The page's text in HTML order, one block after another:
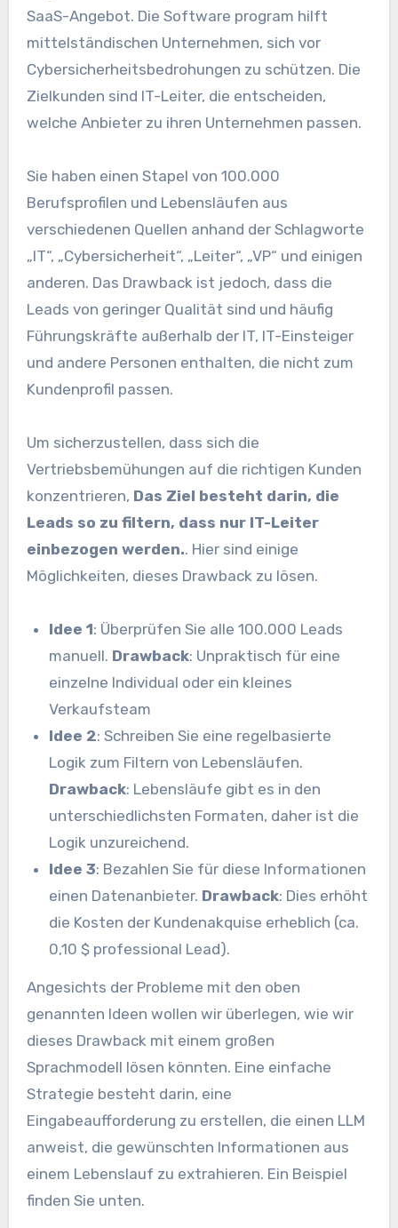
SaaS-Angebot. Die Software program hilft
mittelständischen Unternehmen, sich vor
Cybersicherheitsbedrohungen zu schützen. Die
Zielkunden sind IT-Leiter, die entscheiden,
welche Anbieter zu ihren Unternehmen passen.
Sie haben einen Stapel von 100.000
Berufsprofilen und Lebensläufen aus
verschiedenen Quellen anhand der Schlagworte
„IT“, „Cybersicherheit“, „Leiter“, „VP“ und einigen
anderen. Das Drawback ist jedoch, dass die
Leads von geringer Qualität sind und häufig
Führungskräfte außerhalb der IT, IT-Einsteiger
und andere Personen enthalten, die nicht zum
Kundenprofil passen.
Um sicherzustellen, dass sich die
Vertriebsbemühungen auf die richtigen Kunden
konzentrieren, Das Ziel besteht darin, die
Leads so zu filtern, dass nur IT-Leiter
einbezogen werden.. Hier sind einige
Möglichkeiten, dieses Drawback zu lösen.
Idee 1: Überprüfen Sie alle 100.000 Leads
manuell. Drawback: Unpraktisch für eine
einzelne Individual oder ein kleines
Verkaufsteam
Idee 2: Schreiben Sie eine regelbasierte
Logik zum Filtern von Lebensläufen.
Drawback: Lebensläufe gibt es in den
unterschiedlichsten Formaten, daher ist die
Logik unzureichend.
Idee 3: Bezahlen Sie für diese Informationen
einen Datenanbieter. Drawback: Dies erhöht
die Kosten der Kundenakquise erheblich (ca.
0,10 $ professional Lead).
Angesichts der Probleme mit den oben
genannten Ideen wollen wir überlegen, wie wir
dieses Drawback mit einem großen
Sprachmodell lösen könnten. Eine einfache
Strategie besteht darin, eine
Eingabeaufforderung zu erstellen, die einen LLM
anweist, die gewünschten Informationen aus
einem Lebenslauf zu extrahieren. Ein Beispiel
finden Sie unten.